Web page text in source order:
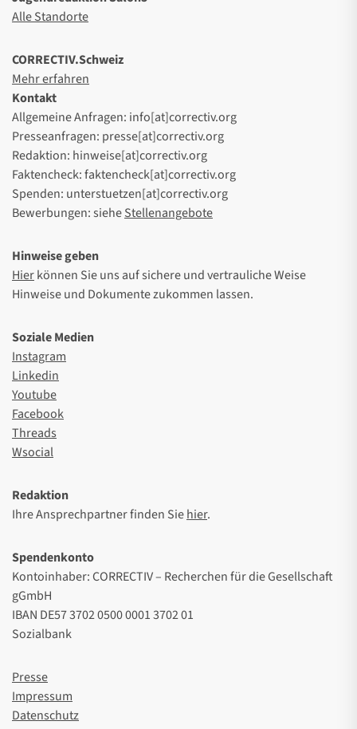
Alle Standorte
CORRECTIV.Schweiz
Mehr erfahren
Kontakt
Allgemeine Anfragen: info[at]correctiv.org
Presseanfragen: presse[at]correctiv.org
Redaktion: hinweise[at]correctiv.org
Faktencheck: faktencheck[at]correctiv.org
Spenden: unterstuetzen[at]correctiv.org
Bewerbungen: sieheStellenangebote
Hinweise geben
Hierkönnen Sie uns auf sichere und vertrauliche Weise
Hinweise und Dokumente zukommen lassen.
Soziale Medien
Instagram
Linkedin
Youtube
Facebook
Threads
Wsocial
Redaktion
Ihre Ansprechpartner finden Siehier.
Spendenkonto
Kontoinhaber: CORRECTIV – Recherchen für die Gesellschaft
gGmbH
IBAN DE57 3702 0500 0001 3702 01
Sozialbank
Presse
Impressum
Datenschutz